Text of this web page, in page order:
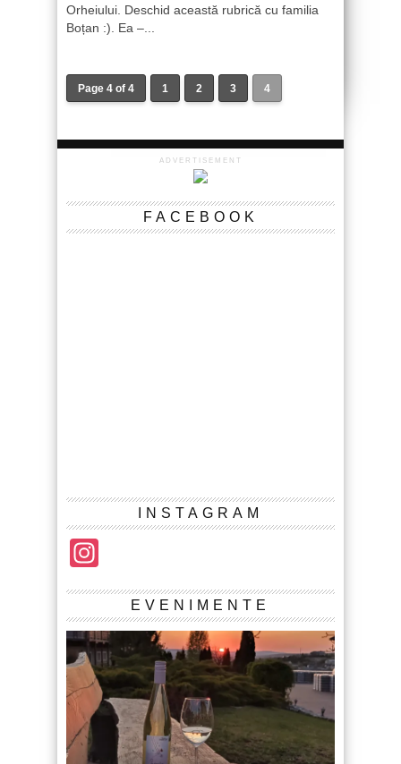
Orheiului. Deschid această rubrică cu familia
Boțan :). Ea –...
Page 4 of 4 1 2 3 4
ADVERTISEMENT
FACEBOOK
INSTAGRAM
EVENIMENTE